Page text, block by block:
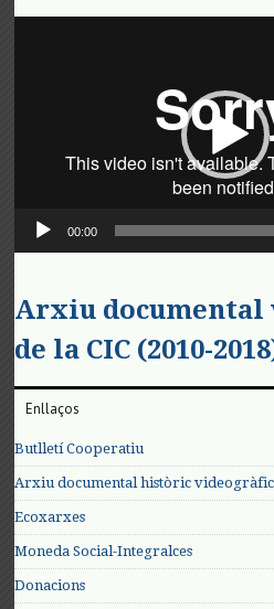
00:00
Arxiu documental
de la CIC (2010-
Enllaços
Butlletí Cooperatiu
Arxiu documental històric videogràfic
Ecoxarxes
Moneda Social-Integralces
Donacions